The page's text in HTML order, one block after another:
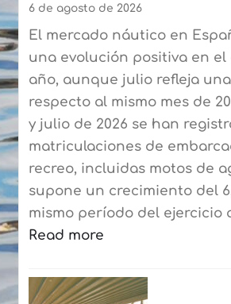
6 de agosto de 2026
El mercado náutico en
una evolución positiva en
año, aunque julio refleja
respecto al mismo mes de
y julio de 2026 se han
matriculaciones de
recreo, incluidas motos de
supone un crecimiento del
mismo período del ejercicio
Read more
El